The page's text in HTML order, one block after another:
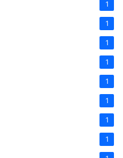
1
1
1
1
1
1
1
1